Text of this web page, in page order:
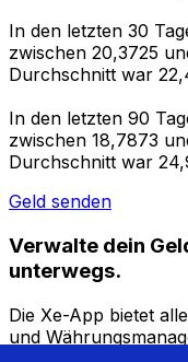
In den letzten 30
zwischen 20,3725
Durchschnitt war
In den letzten 90
zwischen 18,7873
Durchschnitt war
Geld senden
Verwalte dein
unterwegs.
Die Xe-App bietet
und